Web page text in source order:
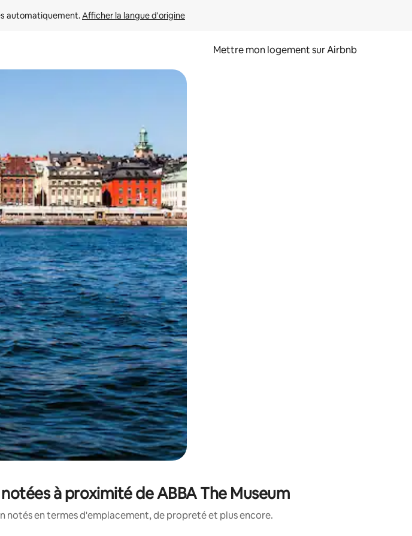
automatiquement. Afficher la langue d'origine
Mettre mon logement sur Airbnb
parcourir ou en appuyant et en faisant glisser.
à proximité de ABBA The Museum
notés en termes d'emplacement, de propreté et plus encore.